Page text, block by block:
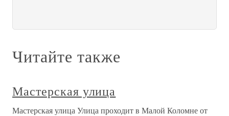
Читайте также
Мастерская улица
Мастерская улица Улица проходит в Малой Коломне от